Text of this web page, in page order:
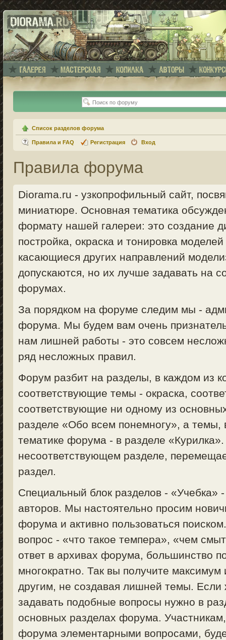
Список разделов форума
Правила и FAQ Регистрация Вход
Правила форума
Diorama.ru - узкопрофильный сайт,
миниатюре. Основная тематика
формату нашей галереи: это создание
постройка, окраска и тонировка
касающиеся других направлений
допускаются, но их лучше задавать на
форумах.
За порядком на форуме следим мы -
форума. Мы будем вам очень
нам лишней работы - это совсем
ряд несложных правил.
Форум разбит на разделы, в каждом из
соответствующие темы - окраска,
соответствующие ни одному из
разделе «Обо всем понемногу», а
тематике форума - в разделе
несоответствующем разделе,
раздел.
Специальный блок разделов -
авторов. Мы настоятельно просим
форума и активно пользоваться
вопрос - «что такое темпера», «чем
ответ в архивах форума, большинство
многократно. Так вы получите
другим, не создавая лишней темы. Если
задавать подобные вопросы нужно в
основных разделах форума.
форума элементарными вопросами,